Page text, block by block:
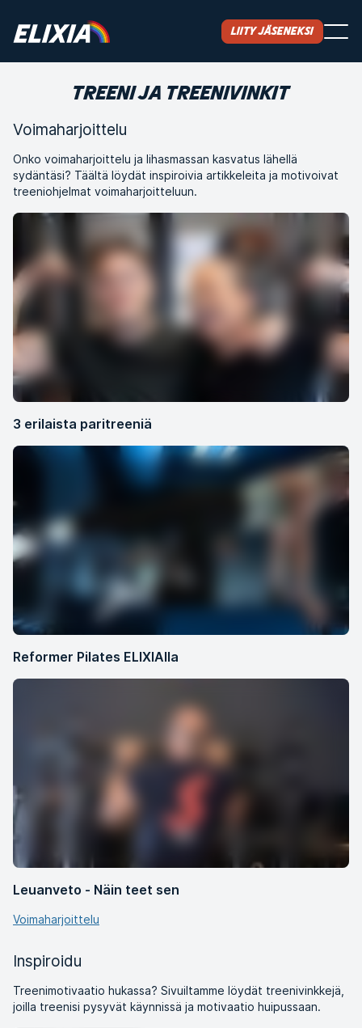
Liity jäseneksi
TREENI JA TREENIVINKIT
Voimaharjoittelu
Onko voimaharjoittelu ja lihasmassan kasvatus lähellä
sydäntäsi? Täältä löydät inspiroivia artikkeleita ja motivoivat
treeniohjelmat voimaharjoitteluun.
3 erilaista paritreeniä
Reformer Pilates ELIXIAlla
Leuanveto - Näin teet sen
Voimaharjoittelu
Inspiroidu
Treenimotivaatio hukassa? Sivuiltamme löydät treenivinkkejä,
joilla treenisi pysyvät käynnissä ja motivaatio huipussaan.